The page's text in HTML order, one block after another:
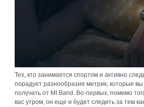
Тех, кто занимается спортом и активно
порадует разнообразие метрик, которые
получать от MI Band. Во-первых, помимо
вас утром, он еще и будет следить за тем